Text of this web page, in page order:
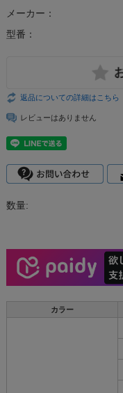
メーカー：
型番：
返品についての詳細はこちら
レビューはありません
数量:
カラー